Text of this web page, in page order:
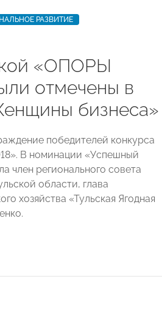
РАЗВИТИЕ
«ОПОРЫ
отмечены в
бизнеса»
победителей конкурса
В номинации «Успешный
член регионального совета
области, глава
хозяйства «Тульская Ягодная